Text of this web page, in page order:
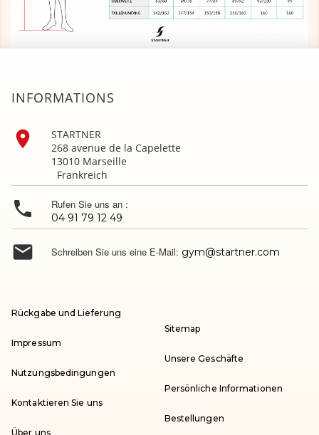
INFORMATIONS

STARTNER
268 avenue de la Capelette
13010 Marseille
Frankreich
 Rufen Sie uns an :
04 91 79 12 49
 Schreiben Sie uns eine E-Mail: gym@startner.com
Rückgabe und Lieferung
Impressum
Nutzungsbedingungen
Kontaktieren Sie uns
Über uns
Sitemap
Unsere Geschäfte
Persönliche Informationen
Bestellungen